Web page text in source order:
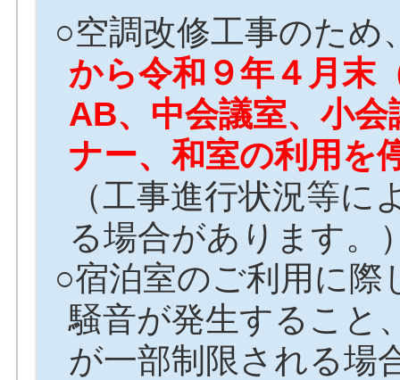
○空調改修工事のため
から令和９年４月末
AB、中会議室、小
ナー、和室の利用を
（工事進行状況等
る場合があります。
○宿泊室のご利用に際
騒音が発生すること
が一部制限される場